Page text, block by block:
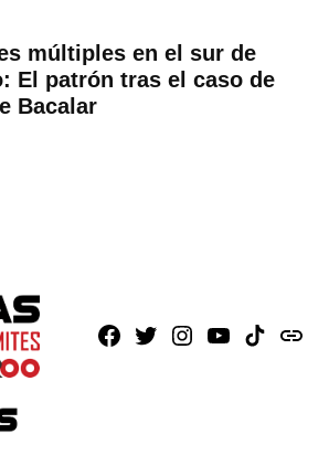
múltiples en el sur de
El patrón tras el caso de
Bacalar
Facebook
X Instagram
YoutubeTikTokissuu